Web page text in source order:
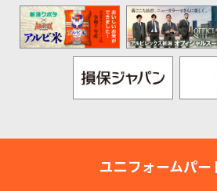
ユニフォームパー